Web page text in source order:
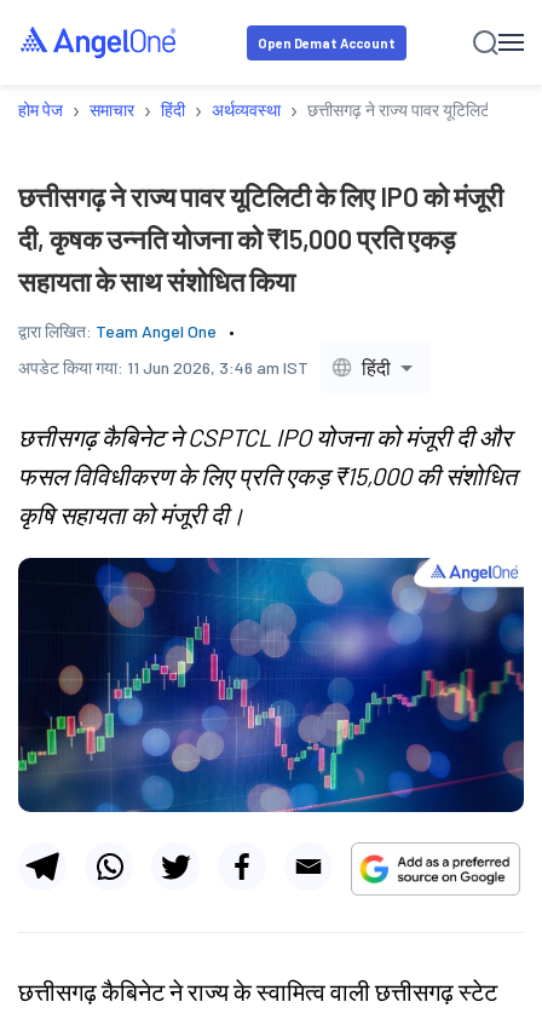
Open Demat Account
होम पेज › समाचार › हिंदी › अर्थव्यवस्था › छत्तीसगढ़ ने राज्य पावर यूटिलिटी के
छत्तीसगढ़ ने राज्य पावर यूटिलिटी के लिए IPO को मंजूरी
दी, कृषक उन्नति योजना को ₹15,000 प्रति एकड़
सहायता के साथ संशोधित किया
द्वारा लिखित: Team Angel One
अपडेट किया गया: 11 Jun 2026, 3:46 am IST हिंदी
छत्तीसगढ़ कैबिनेट ने CSPTCL IPO योजना को मंजूरी दी और
फसल विविधीकरण के लिए प्रति एकड़ ₹15,000 की संशोधित
कृषि सहायता को मंजूरी दी।
छत्तीसगढ़ कैबिनेट ने राज्य के स्वामित्व वाली छत्तीसगढ़ स्टेट